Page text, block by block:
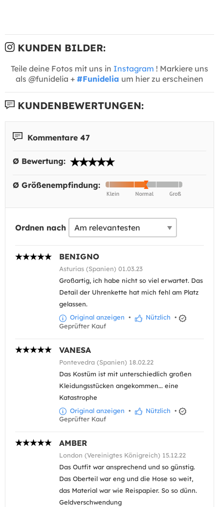
KUNDEN BILDER:
Teile deine Fotos mit uns in Instagram ! Markiere uns
als @funidelia + #Funidelia um hier zu erscheinen
KUNDENBEWERTUNGEN:
Kommentare 47
Ø Bewertung:
Ø Größenempfindung:
Ordnen nach
BENIGNO
Asturias (Spanien) 01.03.23
Großartig, ich habe nicht so viel erwartet. Das
Detail der Uhrenkette hat mich fehl am Platz
gelassen.
Original anzeigen • Nützlich •
Geprüfter Kauf
VANESA
Pontevedra (Spanien) 18.02.22
Das Kostüm ist mit unterschiedlich großen
Kleidungsstücken angekommen... eine
Katastrophe
Original anzeigen • Nützlich •
Geprüfter Kauf
AMBER
London (Vereinigtes Königreich) 15.12.22
Das Outfit war ansprechend und so günstig.
Das Oberteil war eng und die Hose so weit,
das Material war wie Reispapier. So so dünn.
Geldverschwendung